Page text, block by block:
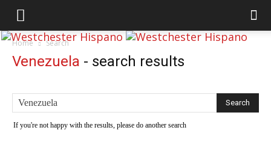
Home Search
Venezuela - search results
If you're not happy with the results, please do another search